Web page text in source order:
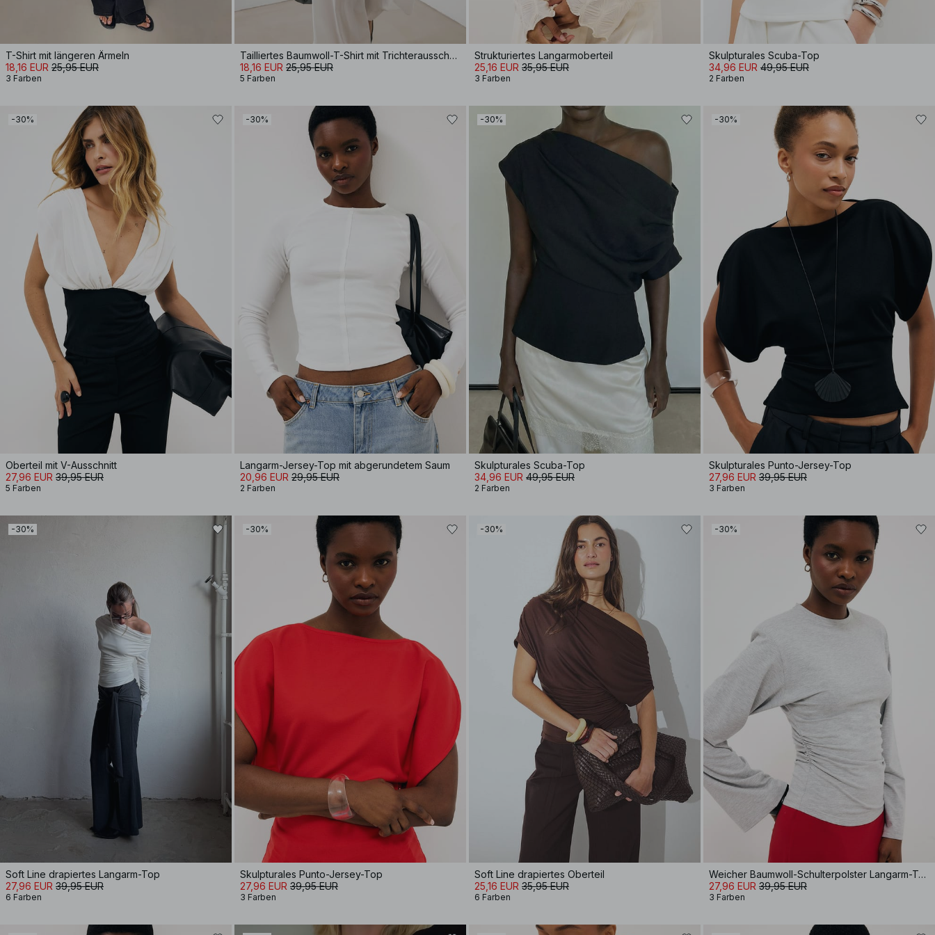
T-Shirt mit längeren Ärmeln
18,16 EUR 25,95 EUR
3 Farben
Tailliertes Baumwoll-T-Shirt mit Trichterausschnitt
18,16 EUR 25,95 EUR
5 Farben
Strukturiertes Langarmoberteil
25,16 EUR 35,95 EUR
3 Farben
Skulpturales Scuba-Top
34,96 EUR 49,95 EUR
2 Farben
-30%
Oberteil mit V-Ausschnitt
27,96 EUR 39,95 EUR
5 Farben
-30%
Langarm-Jersey-Top mit abgerundetem Saum
20,96 EUR 29,95 EUR
2 Farben
-30%
Skulpturales Scuba-Top
34,96 EUR 49,95 EUR
2 Farben
-30%
Skulpturales Punto-Jersey-Top
27,96 EUR 39,95 EUR
3 Farben
-30%
Soft Line drapiertes Langarm-Top
27,96 EUR 39,95 EUR
6 Farben
-30%
Skulpturales Punto-Jersey-Top
27,96 EUR 39,95 EUR
3 Farben
-30%
Soft Line drapiertes Oberteil
25,16 EUR 35,95 EUR
6 Farben
-30%
Weicher Baumwoll-Schulterpolster Langarm-T-Shirt
27,96 EUR 39,95 EUR
3 Farben